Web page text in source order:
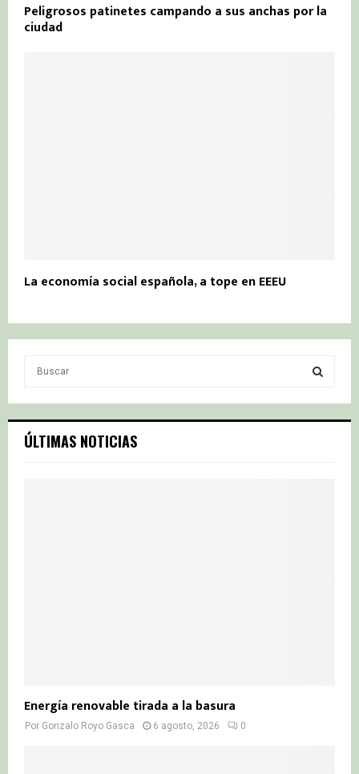
Peligrosos patinetes campando a sus anchas por la
ciudad
La economía social española, a tope en EEEU
c
h
S
ÚLTIMAS NOTICIAS
Energía renovable tirada a la basura
Por Gonzalo Royo Gasca 6 agosto, 2026 0